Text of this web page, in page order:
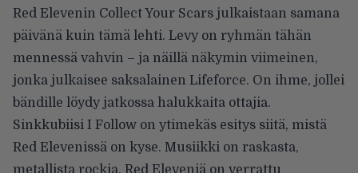
Red Elevenin Collect Your Scars julkaistaan samana
päivänä kuin tämä lehti. Levy on ryhmän tähän
mennessä vahvin – ja näillä näkymin viimeinen,
jonka julkaisee saksalainen Lifeforce. On ihme, jollei
bändille löydy jatkossa halukkaita ottajia.
Sinkkubiisi I Follow on ytimekäs esitys siitä, mistä
Red Elevenissä on kyse. Musiikki on raskasta,
metallista rockia. Red Eleveniä on verrattu